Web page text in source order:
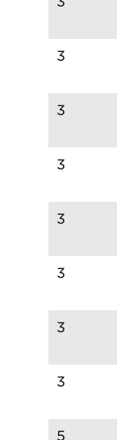
3
3
3
3
3
3
3
5